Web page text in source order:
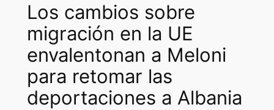
Los cambios sobre
migración en la UE
envalentonan a Meloni
para retomar las
deportaciones a Albania